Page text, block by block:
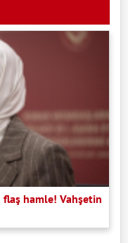
flaş hamle! Vahşetin